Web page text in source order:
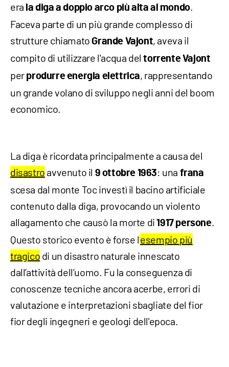
era la diga a doppio arco più alta al mondo.
Faceva parte di un più grande complesso di
strutture chiamato Grande Vajont, aveva il
compito di utilizzare l'acqua deltorrente Vajont
per produrre energia elettrica, rappresentando
un grande volano di sviluppo negli anni del boom
economico.
La diga è ricordata principalmente a causa del
disastro avvenuto il 9 ottobre 1963: una frana
scesa dal monte Toc investì il bacino artificiale
contenuto dalla diga, provocando un violento
allagamento che causò la morte di1917 persone.
Questo storico evento è forse l’esempio più
tragico di un disastro naturale innescato
dall’attività dell’uomo. Fu la conseguenza di
conoscenze tecniche ancora acerbe, errori di
valutazione e interpretazioni sbagliate del fior
fior degli ingegneri e geologi dell'epoca.